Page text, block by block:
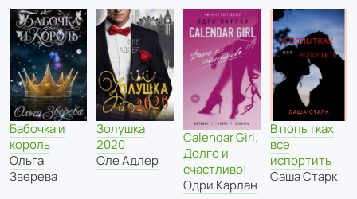
Бабочка и
король
Ольга
Зверева
Золушка
2020
Оле Адлер
Calendar Girl.
Долго и
счастливо!
Одри Карлан
В попытках
все
испортить
Саша Старк